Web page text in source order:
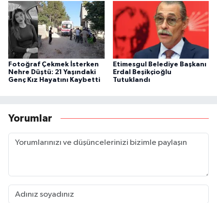
Fotoğraf Çekmek İsterken
Nehre Düştü: 21 Yaşındaki
Genç Kız Hayatını Kaybetti
Etimesgul Belediye Başkanı
Erdal Beşikçioğlu
Tutuklandı
Yorumlar